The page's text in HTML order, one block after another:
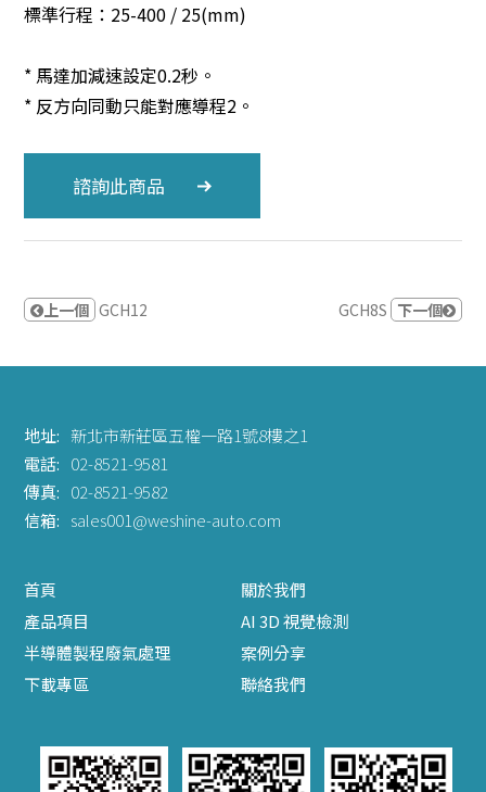
標準行程：25-400 / 25(mm)
* 馬達加減速設定0.2秒。
* 反方向同動只能對應導程2。
諮詢此商品
上一個 GCH12 GCH8S 下一個
地址: 新北市新莊區五權一路1號8樓之1
電話: 02-8521-9581
傳真: 02-8521-9582
信箱: sales001@weshine-auto.com
首頁
關於我們
產品項目
AI 3D 視覺檢測
半導體製程廢氣處理
案例分享
下載專區
聯絡我們